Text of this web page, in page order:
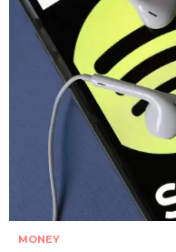
MONEY